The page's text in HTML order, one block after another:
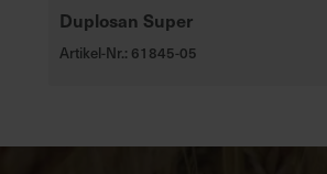
Duplosan Super
Artikel-Nr.: 61845-05